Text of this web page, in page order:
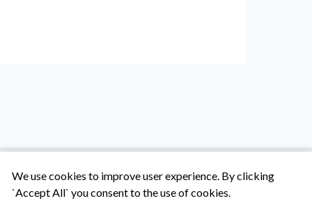
We use cookies to improve user experience. By clicking
`Accept All` you consent to the use of cookies.